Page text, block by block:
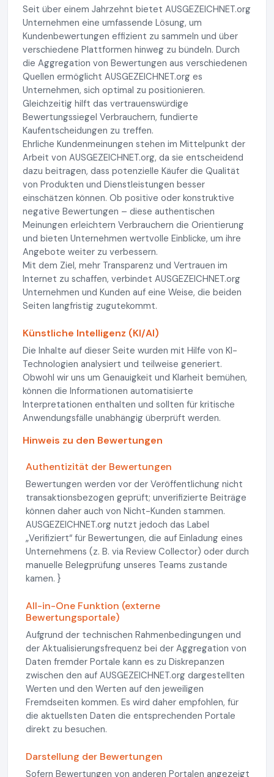
Seit über einem Jahrzehnt bietet AUSGEZEICHNET.org
Unternehmen eine umfassende Lösung, um
Kundenbewertungen effizient zu sammeln und über
verschiedene Plattformen hinweg zu bündeln. Durch
die Aggregation von Bewertungen aus verschiedenen
Quellen ermöglicht AUSGEZEICHNET.org es
Unternehmen, sich optimal zu positionieren.
Gleichzeitig hilft das vertrauenswürdige
Bewertungssiegel Verbrauchern, fundierte
Kaufentscheidungen zu treffen.
Ehrliche Kundenmeinungen stehen im Mittelpunkt der
Arbeit von AUSGEZEICHNET.org, da sie entscheidend
dazu beitragen, dass potenzielle Käufer die Qualität
von Produkten und Dienstleistungen besser
einschätzen können. Ob positive oder konstruktive
negative Bewertungen – diese authentischen
Meinungen erleichtern Verbrauchern die Orientierung
und bieten Unternehmen wertvolle Einblicke, um ihre
Angebote weiter zu verbessern.
Mit dem Ziel, mehr Transparenz und Vertrauen im
Internet zu schaffen, verbindet AUSGEZEICHNET.org
Unternehmen und Kunden auf eine Weise, die beiden
Seiten langfristig zugutekommt.
Künstliche Intelligenz (KI/AI)
Die Inhalte auf dieser Seite wurden mit Hilfe von KI-
Technologien analysiert und teilweise generiert.
Obwohl wir uns um Genauigkeit und Klarheit bemühen,
können die Informationen automatisierte
Interpretationen enthalten und sollten für kritische
Anwendungsfälle unabhängig überprüft werden.
Hinweis zu den Bewertungen
Authentizität der Bewertungen
Bewertungen werden vor der Veröffentlichung nicht
transaktionsbezogen geprüft; unverifizierte Beiträge
können daher auch von Nicht-Kunden stammen.
AUSGEZEICHNET.org nutzt jedoch das Label
„Verifiziert“ für Bewertungen, die auf Einladung eines
Unternehmens (z. B. via Review Collector) oder durch
manuelle Belegprüfung unseres Teams zustande
kamen. }
All-in-One Funktion (externe
Bewertungsportale)
Aufgrund der technischen Rahmenbedingungen und
der Aktualisierungsfrequenz bei der Aggregation von
Daten fremder Portale kann es zu Diskrepanzen
zwischen den auf AUSGEZEICHNET.org dargestellten
Werten und den Werten auf den jeweiligen
Fremdseiten kommen. Es wird daher empfohlen, für
die aktuellsten Daten die entsprechenden Portale
direkt zu besuchen.
Darstellung der Bewertungen
Sofern Bewertungen von anderen Portalen angezeigt